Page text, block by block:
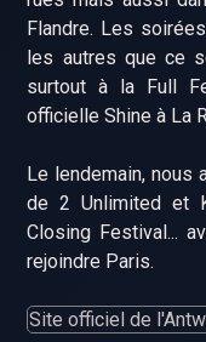
Flandre. Les
les autres que ce
surtout à la Full
officielle Shine à La
Le lendemain,
de 2 Unlimited et
Closing Festival...
rejoindre Paris.
Site officiel de